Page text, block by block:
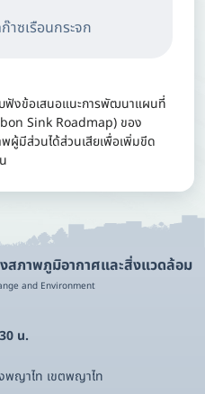
าซเรือนกระจก
ฟังข้อเสนอแนะการพัฒนาแผนที่
Sink Roadmap) ของ
ผู้มีส่วนได้ส่วนเสียเพื่อเพิ่มขีด
สภาพภูมิอากาศและสิ่งแวดล้อม
and Environment
น.
พญาไท เขตพญาไท